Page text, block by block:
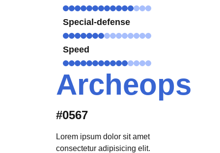
Special-defense
Speed
Archeops
#0567
Lorem ipsum dolor sit amet
consectetur adipisicing elit.